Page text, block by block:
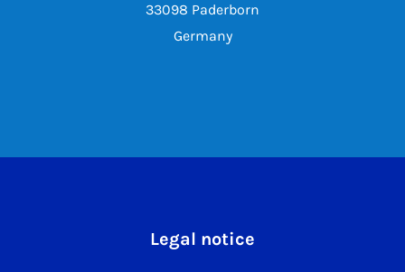
33098 Paderborn
Germany
Legal notice